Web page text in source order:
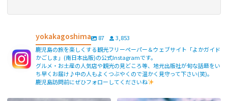
yokakagoshima 87
3,853
鹿児島の旅を楽しくする観光フリーペーパー＆ウェブサイト「よかガイド
かごしま」(南日本出版)の公式Instagramです。
グルメ・お土産の人気店や観光の見どころ等、地元出版社が旬な話題をい
ち早くお届け♪中の人もよくつぶやくので温かく見守って下さい(笑)。
鹿児島訪問前にぜひフォローしてくださいね